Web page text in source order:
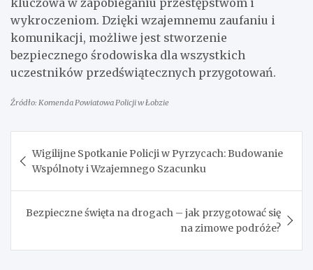
kluczowa w zapobieganiu przestępstwom i
wykroczeniom. Dzięki wzajemnemu zaufaniu i
komunikacji, możliwe jest stworzenie
bezpiecznego środowiska dla wszystkich
uczestników przedświątecznych przygotowań.
Źródło: Komenda Powiatowa Policji w Łobzie
wpisu
Wigilijne Spotkanie Policji w Pyrzycach: Budowanie
Wspólnoty i Wzajemnego Szacunku
Bezpieczne święta na drogach – jak przygotować się
na zimowe podróże?